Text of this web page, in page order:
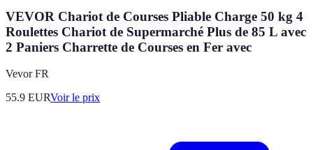
VEVOR Chariot de Courses Pliable Charge 50 kg 4
Roulettes Chariot de Supermarché Plus de 85 L avec
2 Paniers Charrette de Courses en Fer avec
Vevor FR
55.9 EURVoir le prix